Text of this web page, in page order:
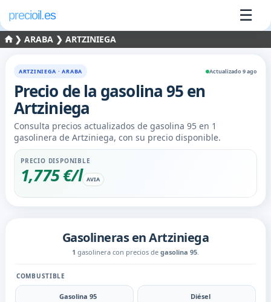
precioil.es ☰
❯ ARABA ❯ ARTZINIEGA
ARTZINIEGA · ARABA Actualizado 9 ago
Precio de la gasolina 95en
Artziniega
Consulta precios actualizados de gasolina 95 en 1
gasolinera de Artziniega, con su precio disponible.
PRECIO DISPONIBLE
1,775 €/l AVIA
Gasolineras en Artziniega
1 gasolinera con precios de gasolina 95
COMBUSTIBLE
Gasolina 95 Diésel